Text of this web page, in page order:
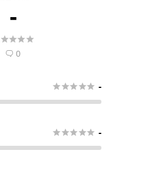
-

 0
 -
 -